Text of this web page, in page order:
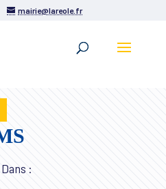
mairie@lareole.fr
Dans :